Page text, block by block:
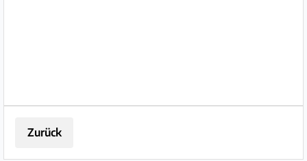
Zurück